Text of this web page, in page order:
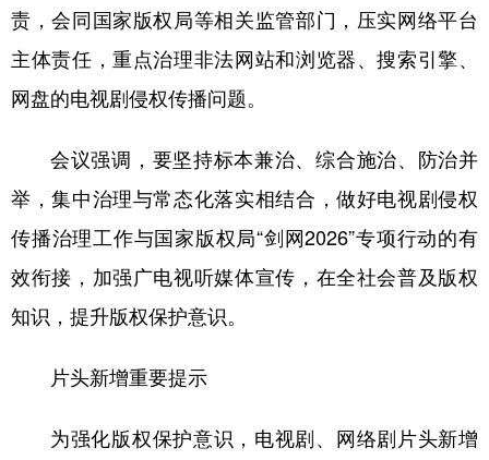
浙江 安徽 福建 江西
山东 河南 湖北 湖南
广东 广西
陕西 甘肃 青海 宁夏
新疆 内蒙古 黑龙江
多语种频道
English Español
责，会同国家版权局等相关监管部门，压实网络平台
主体责任，重点治理非法网站和浏览器、搜索引擎、
网盘的电视剧侵权传播问题。
会议强调，要坚持标本兼治、综合施治、防治并
举，集中治理与常态化落实相结合，做好电视剧侵权
传播治理工作与国家版权局“剑网2026”专项行动的有
效衔接，加强广电视听媒体宣传，在全社会普及版权
知识，提升版权保护意识。
片头新增重要提示
为强化版权保护意识，电视剧、网络剧片头新增